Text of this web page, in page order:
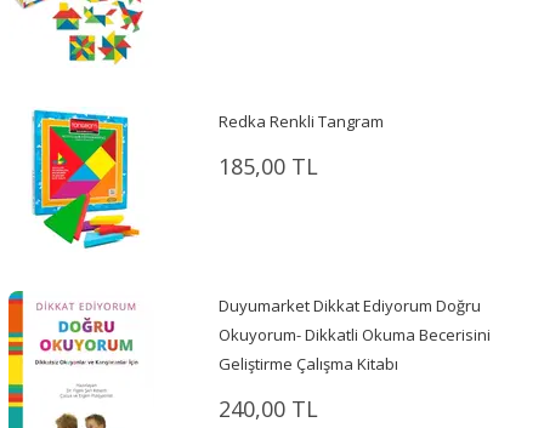
Redka Renkli Tangram
185,00 TL
Duyumarket Dikkat Ediyorum Doğru
Okuyorum- Dikkatli Okuma Becerisini
Geliştirme Çalışma Kitabı
240,00 TL